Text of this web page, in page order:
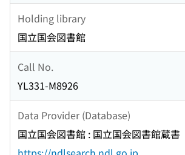
Holding library
国立国会図書館
Call No.
YL331-M8926
Data Provider (Database)
国立国会図書館 : 国立国会図書館蔵書